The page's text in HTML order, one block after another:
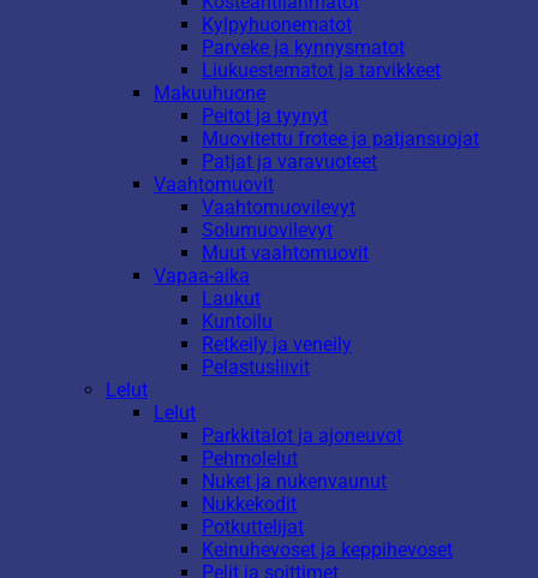
Kylpyhuonematot
Parveke ja kynnysmatot
Liukuestematot ja tarvikkeet
Makuuhuone
Peitot ja tyynyt
Muovitettu frotee ja patjansuojat
Patjat ja varavuoteet
Vaahtomuovit
Vaahtomuovilevyt
Solumuovilevyt
Muut vaahtomuovit
Vapaa-aika
Laukut
Kuntoilu
Retkeily ja veneily
Pelastusliivit
Lelut
Lelut
Parkkitalot ja ajoneuvot
Pehmolelut
Nuket ja nukenvaunut
Nukkekodit
Potkuttelijat
Keinuhevoset ja keppihevoset
Pelit ja soittimet